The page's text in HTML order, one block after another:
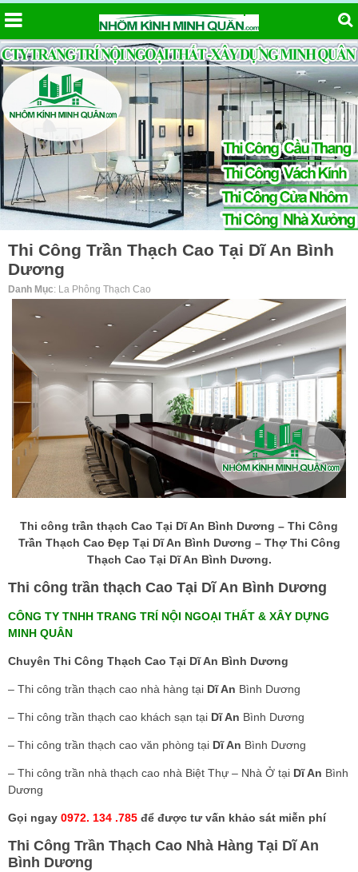
Thi Công Trần Thạch Cao Tại Dĩ An Bình
Dương
Danh Mục: La Phông Thạch Cao
Thi công trần thạch Cao Tại Dĩ An Bình Dương – Thi Công
Trần Thạch Cao Đẹp Tại Dĩ An Bình Dương – Thợ Thi Công
Thạch Cao Tại Dĩ An Bình Dương.
Thi công trần thạch Cao Tại Dĩ An Bình Dương
CÔNG TY TNHH TRANG TRÍ NỘI NGOẠI THẤT & XÂY DỰNG
MINH QUÂN
Chuyên Thi Công Thạch Cao Tại Dĩ An Bình Dương
– Thi công trần thạch cao nhà hàng tại Dĩ An Bình Dương
– Thi công trần thạch cao khách sạn tại Dĩ An Bình Dương
– Thi công trần thạch cao văn phòng tại Dĩ An Bình Dương
– Thi công trần nhà thạch cao nhà Biệt Thự – Nhà Ở tại Dĩ An Bình
Dương
Gọi ngay 0972. 134 .785 để được tư vấn khảo sát miễn phí
Thi Công Trần Thạch Cao Nhà Hàng Tại Dĩ An
Bình Dương